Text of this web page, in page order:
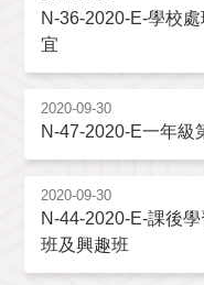
N-36-2020-E-學校
宜
2020-09-30
N-47-2020-E一年級
2020-09-30
N-44-2020-E-課後
班及興趣班